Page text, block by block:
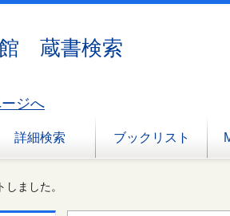
蔵書検索
ジへ
詳細検索 ブックリスト
ました。